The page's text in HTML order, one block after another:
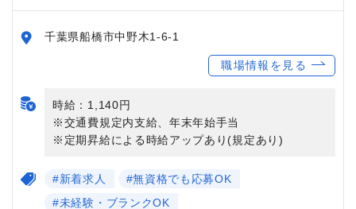
千葉県船橋市中野木1-6-1
職場情報を見る
時給：1,140円
※交通費規定内支給、年末年始手当
※定期昇給による時給アップあり(規定あり)
#新着求人
#無資格でも応募OK
#未経験・ブランクOK